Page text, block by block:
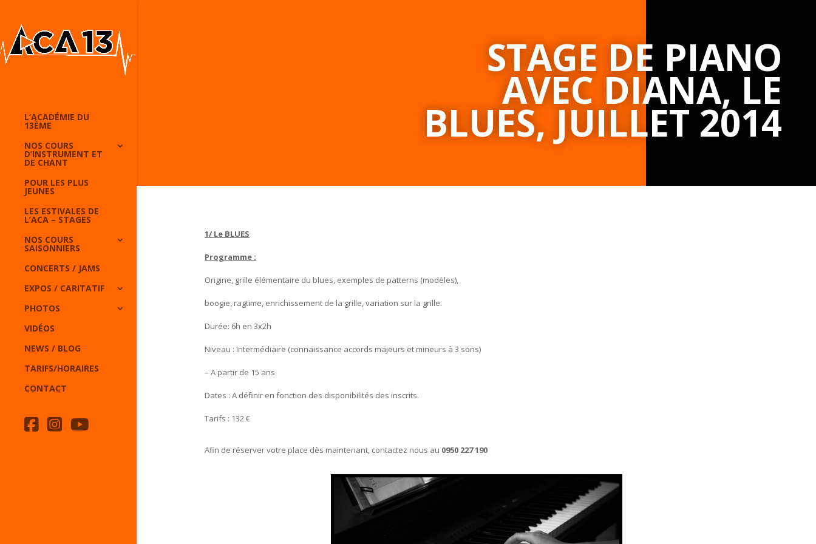
L’ACADÉMIE DU
13ÈME
NOS COURS
D’INSTRUMENT ET
DE CHANT
POUR LES PLUS
JEUNES
LES ESTIVALES DE
L’ACA – STAGES
NOS COURS
SAISONNIERS
CONCERTS / JAMS
EXPOS / CARITATIF
PHOTOS
VIDÉOS
NEWS / BLOG
TARIFS/HORAIRES
CONTACT
STAGE DE PIANO
AVEC DIANA, LE
BLUES, JUILLET 2014
1/ Le BLUES
Programme :
Origine, grille élémentaire du blues, exemples de patterns (modèles),
boogie, ragtime, enrichissement de la grille, variation sur la grille.
Durée: 6h en 3x2h
Niveau : Intermédiaire (connaissance accords majeurs et mineurs à 3 sons)
– A partir de 15 ans
Dates : A définir en fonction des disponibilités des inscrits.
Tarifs : 132 €
Afin de réserver votre place dès maintenant, contactez nous au 0950 227 190